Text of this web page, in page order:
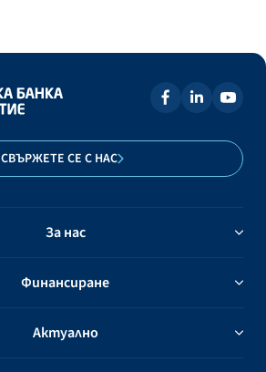
СВЪРЖЕТЕ СЕ С НАС
За нас
Финансиране
Актуално